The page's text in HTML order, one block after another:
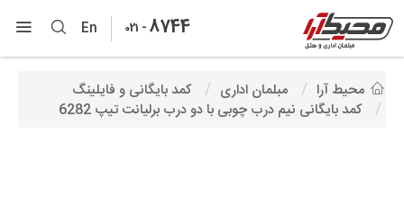
En 021 -8744
محیط آرا مبلمان اداری
کمد بایگانی و فایلینگ
کمد بایگانی نیم درب چوبی با دو درب برلیانت تیپ 6282